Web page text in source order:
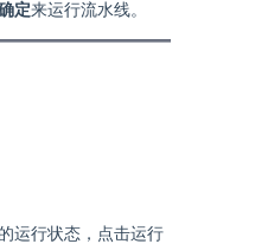
定来运行流水线。
运行状态，点击运行